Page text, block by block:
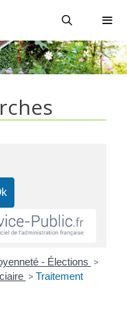
- Élections >
> Traitement